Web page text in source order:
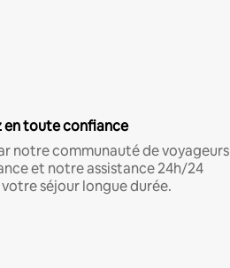
en toute confiance
notre communauté de voyageurs
et notre assistance 24h/24
séjour longue durée.